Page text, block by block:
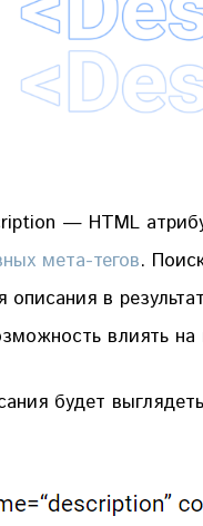
— HTML
мета-тегов.
описания в
влиять на
будет